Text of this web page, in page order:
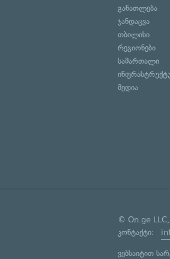
განათლება
ჯანდაცვა
თბილისი
რეგიონები
სამართალი
მედია
© On.ge
კონტაქტი:
ვებსაიტით